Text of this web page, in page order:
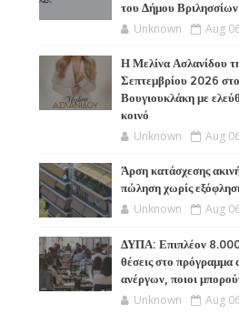
του Δήμου Βριλησσίων
Unknown Aug
Η Μελίνα Ασλανίδου
Σεπτεμβρίου 2026
Βουγιουκλάκη με
κοινό
Unknown Aug
Άρση κατάσχεσης
πώληση χωρίς
Unknown Aug
ΔΥΠΑ: Επιπλέον 8.000
θέσεις στο πρόγραμμα
ανέργων, ποιοι
Unknown Aug